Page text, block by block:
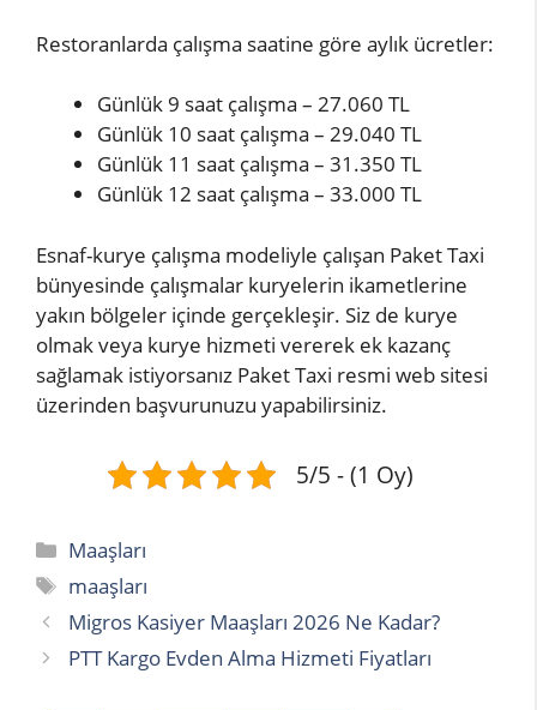
Restoranlarda çalışma saatine göre aylık ücretler:
Günlük 9 saat çalışma – 27.060 TL
Günlük 10 saat çalışma – 29.040 TL
Günlük 11 saat çalışma – 31.350 TL
Günlük 12 saat çalışma – 33.000 TL
Esnaf-kurye çalışma modeliyle çalışan Paket Taxi
bünyesinde çalışmalar kuryelerin ikametlerine
yakın bölgeler içinde gerçekleşir. Siz de kurye
olmak veya kurye hizmeti vererek ek kazanç
sağlamak istiyorsanız Paket Taxi resmi web sitesi
üzerinden başvurunuzu yapabilirsiniz.
5/5 - (1 Oy)
Kategoriler
Maaşları
Etiketler
maaşları
Migros Kasiyer Maaşları 2026 Ne Kadar?
PTT Kargo Evden Alma Hizmeti Fiyatları